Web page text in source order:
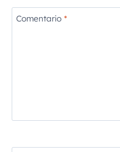
Comentario *